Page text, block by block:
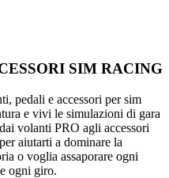
SIM RACING
pedali e accessori per sim
e vivi le simulazioni di gara
volanti PRO agli accessori
aiutarti a dominare la
o voglia assaporare ogni
ogni giro.